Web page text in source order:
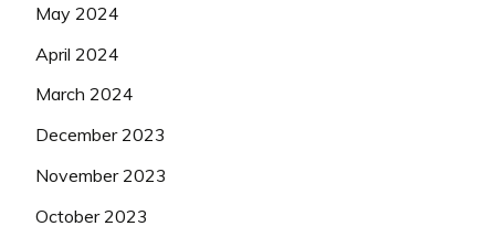
May 2024
April 2024
March 2024
December 2023
November 2023
October 2023